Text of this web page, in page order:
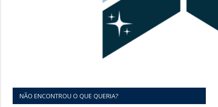
NÃO ENCONTROU O QUE QUERIA?